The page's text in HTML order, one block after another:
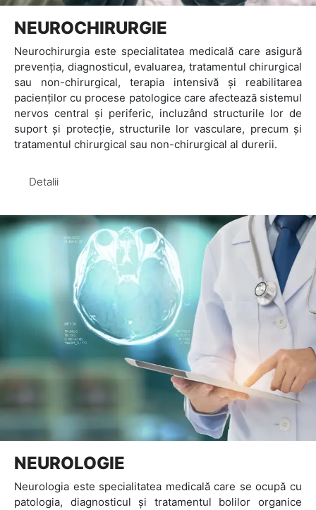
NEUROCHIRURGIE
Neurochirurgia este specialitatea medicală care asigură
prevenția, diagnosticul, evaluarea, tratamentul chirurgical
sau non-chirurgical, terapia intensivă și reabilitarea
pacienților cu procese patologice care afectează sistemul
nervos central și periferic, incluzând structurile lor de
suport și protecție, structurile lor vasculare, precum și
tratamentul chirurgical sau non-chirurgical al durerii.
Detalii
NEUROLOGIE
Neurologia este specialitatea medicală care se ocupă cu
patologia, diagnosticul și tratamentul bolilor organice